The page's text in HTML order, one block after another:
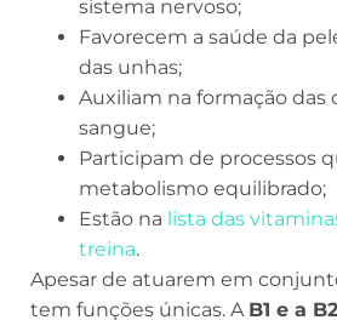
sistema nervoso;
Favorecem a saúde da
das unhas;
Auxiliam na formação das
sangue;
Participam de processos
metabolismo equilibrado;
Estão na lista das
treina.
Apesar de atuarem em
tem funções únicas. A B1 e a